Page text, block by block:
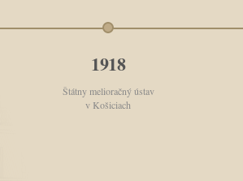
1918
Štátny melioračný ústav
v Košiciach